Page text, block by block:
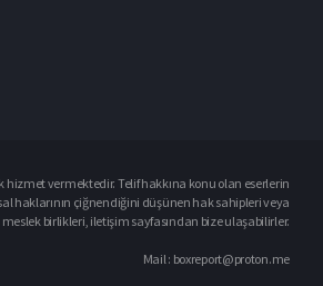
hizmet vermektedir. Telif hakkına konu olan eserlerin
haklarının çiğnendiğini düşünen hak sahipleri veya
meslek birlikleri, iletişim sayfasından bize ulaşabilirler.
Mail : boxreport@proton.me